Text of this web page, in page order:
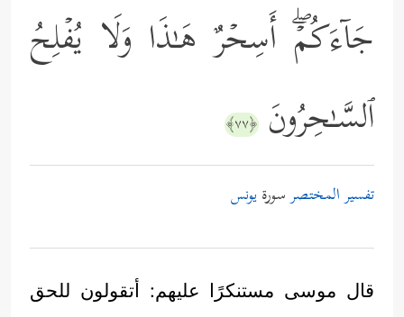
جَاۤءَكُمۡۖ أَسِحۡرٌ هَـٰذَا وَلَا یُفۡلِحُ
ٱلسَّـٰحِرُونَ ﴿٧٧﴾
تفسير المختصرسورةيونس
قال موسى مستنكرًا عليهم: أتقولون للحق